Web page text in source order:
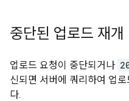
중단된 업로드 재개
업로드 요청이 중단되거나
신되면 서버에 쿼리하여 업
다.